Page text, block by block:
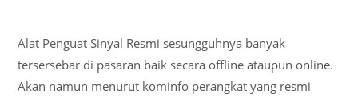
Alat Penguat Sinyal Resmi sesungguhnya banyak
tersersebar di pasaran baik secara offline ataupun online.
Akan namun menurut kominfo perangkat yang resmi